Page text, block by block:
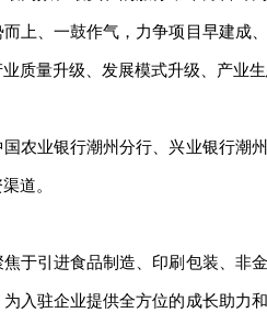
上、一鼓作气，力争项目早建成
质量升级、发展模式升级、产业生
农业银行潮州分行、兴业银行潮
道。
于引进食品制造、印刷包装、非
入驻企业提供全方位的成长助力